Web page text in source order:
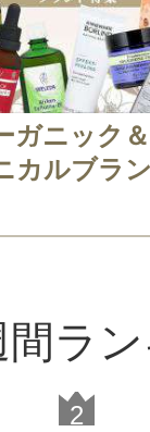
ガニック
カルブラ
間ラ
2